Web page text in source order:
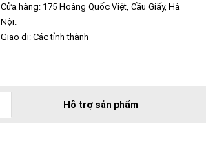
Cửa hàng: 175 Hoàng Quốc Việt, Cầu Giấy, Hà
Nội.
Giao đi: Các tỉnh thành
Hỗ trợ sản phẩm